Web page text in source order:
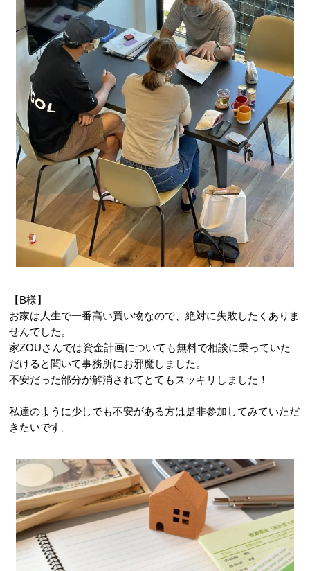
【B様】
お家は人生で一番高い買い物なので、絶対に失敗したくありま
せんでした。
家ZOUさんでは資金計画についても無料で相談に乗っていた
だけると聞いて事務所にお邪魔しました。
不安だった部分が解消されてとてもスッキリしました！
私達のように少しでも不安がある方は是非参加してみていただ
きたいです。